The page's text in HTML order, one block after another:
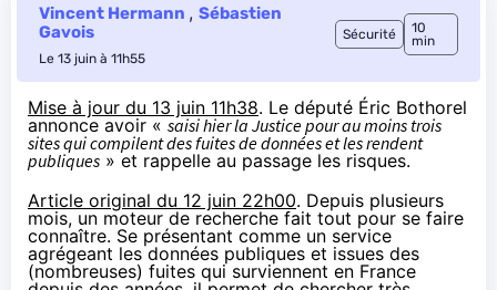
Vincent Hermann , Sébastien
Gavois
Le 13 juin à 11h55
Sécurité
10
min
Mise à jour du 13 juin 11h38. Le député Éric Bothorel
annonce avoir « saisi hier la Justice pour au moins trois
sites qui compilent des fuites de données et les rendent
publiques » et rappelle au passage les risques.
Article original du 12 juin 22h00. Depuis plusieurs
mois, un moteur de recherche fait tout pour se faire
connaître. Se présentant comme un service
agrégeant les données publiques et issues des
(nombreuses) fuites qui surviennent en France